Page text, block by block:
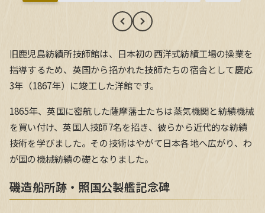
旧鹿児島紡績所技師館は、日本初の西洋式紡績工場の操業を
指導するため、英国から招かれた技師たちの宿舎として慶応
3年（1867年）に竣工した洋館です。
1865年、英国に密航した薩摩藩士たちは蒸気機関と紡績機械
を買い付け、英国人技師7名を招き、彼らから近代的な紡績
技術を学びました。その技術はやがて日本各地へ広がり、わ
が国の機械紡績の礎となりました。
磯造船所跡・照国公製艦記念碑磯造船所跡・照国公製艦記念碑